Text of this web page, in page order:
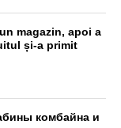
magazin, apoi a
și-a primit
комбайна и